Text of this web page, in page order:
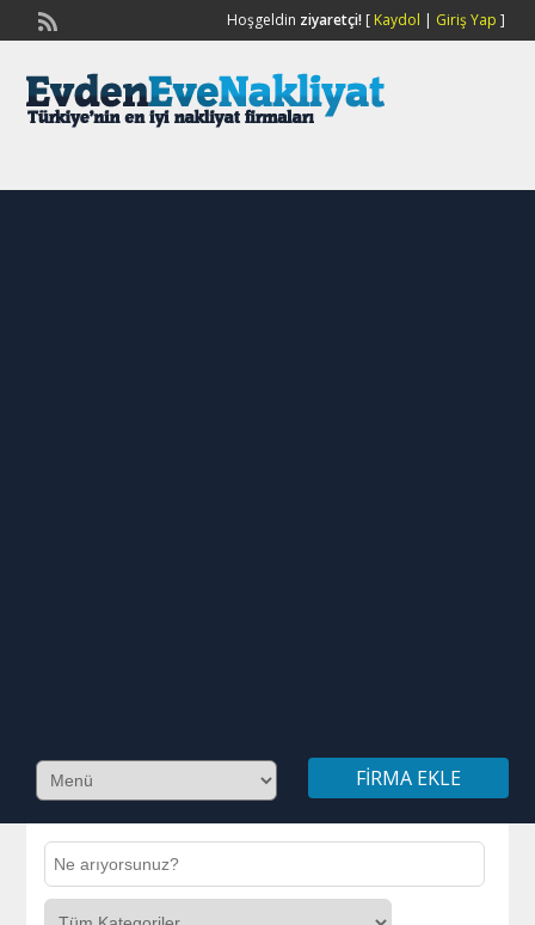
Hoşgeldin ziyaretçi![ Kaydol | Giriş Yap ]
FIRMA EKLE